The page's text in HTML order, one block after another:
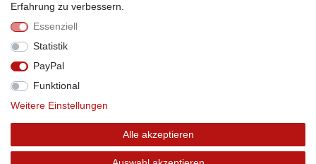
Stephan Roth GmbH
Vertrag widerrufen
Erfahrung zu verbessern.
Essenziell
Statistik
PayPal
Funktional
Weitere Einstellungen
Alle akzeptieren